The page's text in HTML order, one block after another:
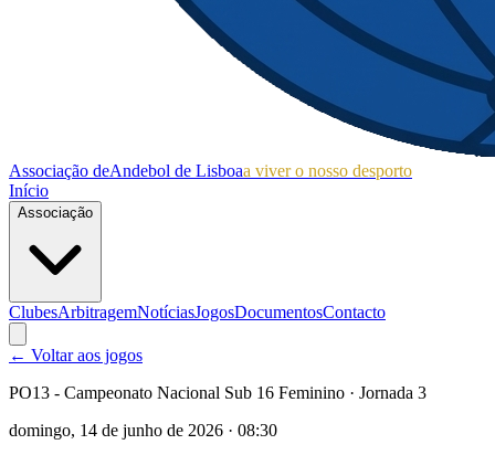
Associação deAndebol de Lisboaa viver o nosso desporto
Início
Associação
ClubesArbitragemNotíciasJogosDocumentosContacto
← Voltar aos jogos
PO13 - Campeonato Nacional Sub 16 Feminino · Jornada 3
domingo, 14 de junho de 2026 · 08:30